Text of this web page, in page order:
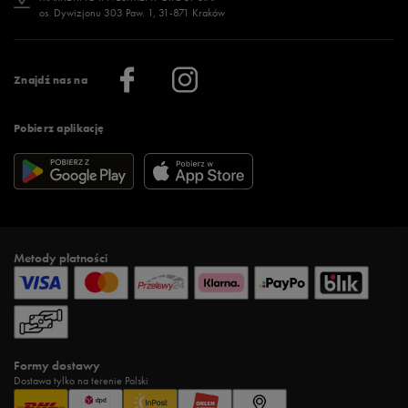
Znajdź nas na
Pobierz aplikację
Regulamin sklepu 50 style
Regulamin aplikacji 50 style
Więcej regulaminów >
Więcej >
Klub 50 style
Praca
Informacje o firmie
os. Dywizjonu 303 Paw. 1, 31-871 Kraków
Metody płatności
Formy dostawy
Dostawa tylko na terenie Polski